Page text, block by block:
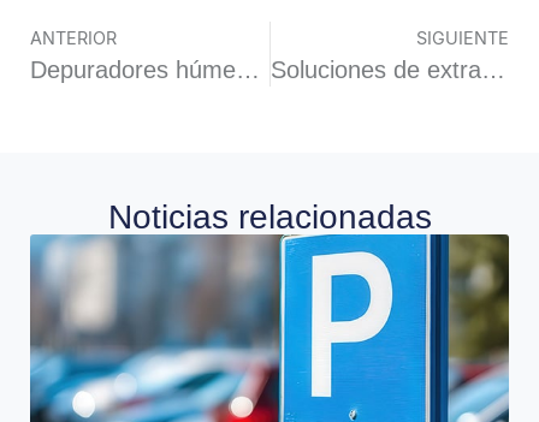
ANTERIOR
Depuradores húmedos
SIGUIENTE
Soluciones de extracción móviles
Noticias relacionadas